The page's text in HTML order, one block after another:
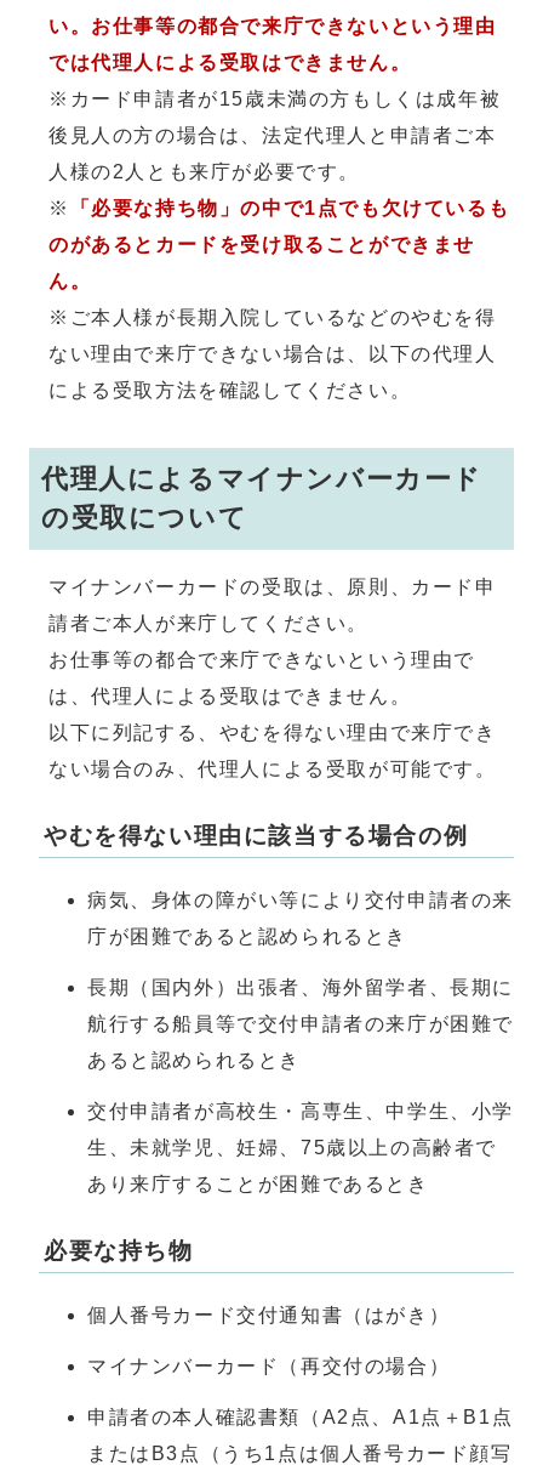
い。お仕事等の都合で来庁できないという理由
では代理人による受取はできません。
※カード申請者が15歳未満の方もしくは成年被
後見人の方の場合は、法定代理人と申請者ご本
人様の2人とも来庁が必要です。
※
「必要な持ち物」の中で1点でも欠けているも
のがあるとカードを受け取ることができませ
ん。
※ご本人様が長期入院しているなどのやむを得
ない理由で来庁できない場合は、以下の代理人
による受取方法を確認してください。
代理人によるマイナンバーカード
の受取について
マイナンバーカードの受取は、原則、カード申
請者ご本人が来庁してください。
お仕事等の都合で来庁できないという理由で
は、代理人による受取はできません。
以下に列記する、やむを得ない理由で来庁でき
ない場合のみ、代理人による受取が可能です。
やむを得ない理由に該当する場合の例
病気、身体の障がい等により交付申請者の来
庁が困難であると認められるとき
長期（国内外）出張者、海外留学者、長期に
航行する船員等で交付申請者の来庁が困難で
あると認められるとき
交付申請者が高校生・高専生、中学生、小学
生、未就学児、妊婦、75歳以上の高齢者で
あり来庁することが困難であるとき
必要な持ち物
個人番号カード交付通知書（はがき）
マイナンバーカード（再交付の場合）
申請者の本人確認書類（A2点、A1点＋B1点
またはB3点（うち1点は個人番号カード顔写